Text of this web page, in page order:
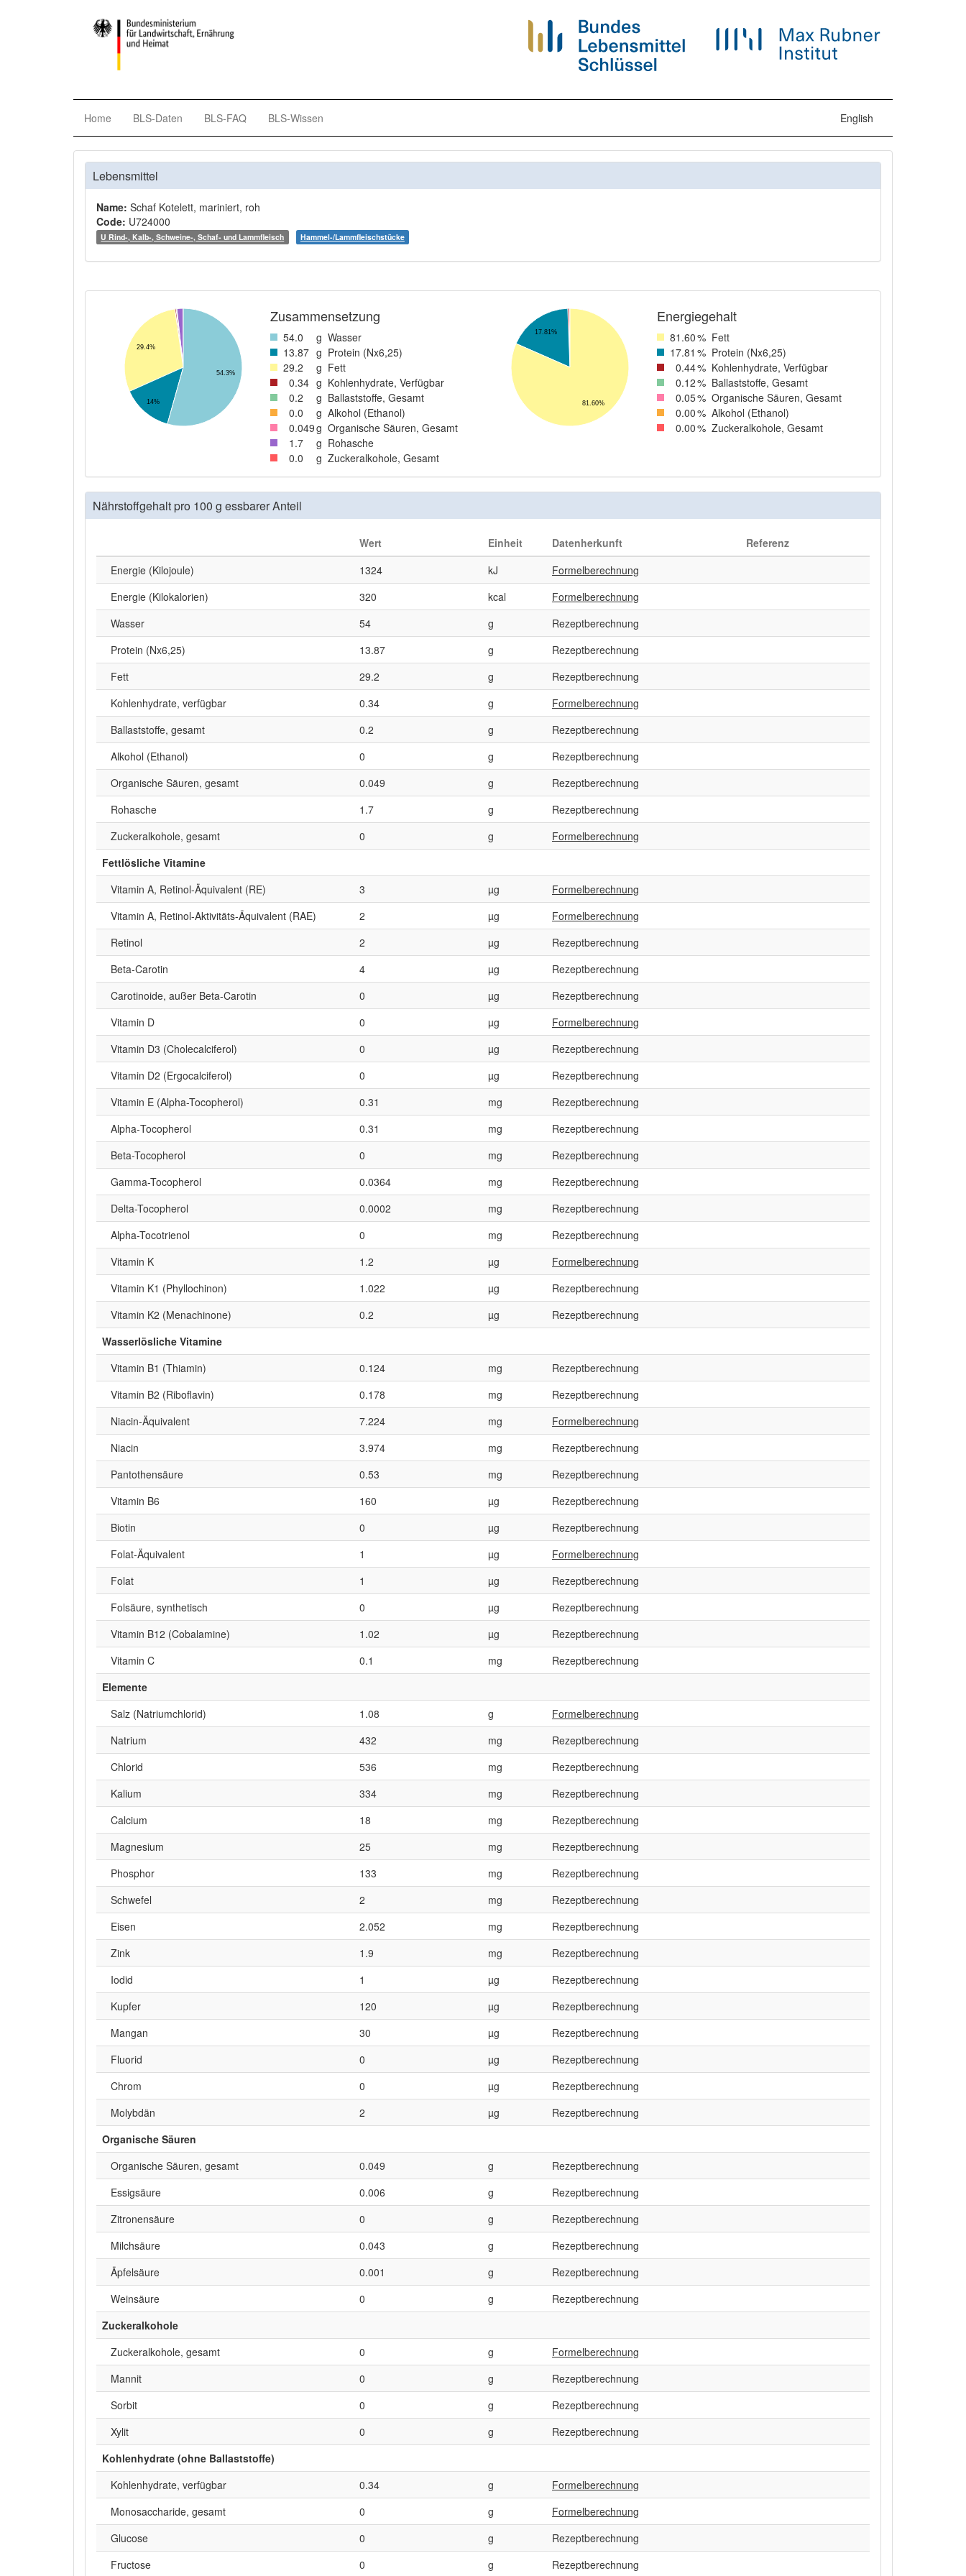
Home BLS-Daten BLS-FAQ BLS-Wissen English
Lebensmittel
Name: Schaf Kotelett, mariniert, roh
Code: U724000
U Rind-, Kalb-, Schweine-, Schaf- und Lammfleisch Hammel-/Lammfleischstücke
29.4%
14%
54.3%
Zusammensetzung
54.0 g Wasser
13.87 g Protein (Nx6,25)
29.2 g Fett
0.34 g Kohlenhydrate, Verfügbar
0.2 g Ballaststoffe, Gesamt
0.0 g Alkohol (Ethanol)
0.049g Organische Säuren, Gesamt
1 .7 g Rohasche
0.0 g Zuckeralkohole, Gesamt
17.81%
81.60%
Energiegehalt
81 .60% Fett
17.81 % Protein (Nx6,25)
0.44% Kohlenhydrate, Verfügbar
0.12% Ballaststoffe, Gesamt
0.05% Organische Säuren, Gesamt
0.00% Alkohol (Ethanol)
0.00% Zuckeralkohole, Gesamt
Nährstoffgehalt pro 100 g essbarer Anteil
Wert Einheit Datenherkunft
Referenz
Energie (Kilojoule)
1324 kJ
Formelberechnung
Energie (Kilokalorien)
320 kcal
Formelberechnung
Wasser
54 g
Rezeptberechnung
Protein (Nx6,25)
13.87 g
Rezeptberechnung
Fett
29.2 g
Rezeptberechnung
Kohlenhydrate, verfügbar
0.34 g
Formelberechnung
Ballaststoffe, gesamt
0.2 g
Rezeptberechnung
Alkohol (Ethanol)
0 g
Rezeptberechnung
Organische Säuren, gesamt
0.049 g
Rezeptberechnung
Rohasche
1.7 g
Rezeptberechnung
Zuckeralkohole, gesamt
0 g
Formelberechnung
Fettlösliche Vitamine
Vitamin A, Retinol-Äquivalent (RE)
3 µg
Formelberechnung
Vitamin A, Retinol-Aktivitäts-Äquivalent (RAE)
2 µg
Formelberechnung
Retinol
2 µg
Rezeptberechnung
Beta‑Carotin
4 µg
Rezeptberechnung
Carotinoide, außer Beta-Carotin
0 µg
Rezeptberechnung
Vitamin D
0 µg
Formelberechnung
Vitamin D3 (Cholecalciferol)
0 µg
Rezeptberechnung
Vitamin D2 (Ergocalciferol)
0 µg
Rezeptberechnung
Vitamin E (Alpha-Tocopherol)
0.31 mg
Rezeptberechnung
Alpha‑Tocopherol
0.31 mg
Rezeptberechnung
Beta-Tocopherol
0 mg
Rezeptberechnung
Gamma-Tocopherol
0.0364 mg
Rezeptberechnung
Delta-Tocopherol
0.0002 mg
Rezeptberechnung
Alpha-Tocotrienol
0 mg
Rezeptberechnung
Vitamin K
1.2 µg
Formelberechnung
Vitamin K1 (Phyllochinon)
1.022 µg
Rezeptberechnung
Vitamin K2 (Menachinone)
0.2 µg
Rezeptberechnung
Wasserlösliche Vitamine
Vitamin B1 (Thiamin)
0.124 mg
Rezeptberechnung
Vitamin B2 (Riboflavin)
0.178 mg
Rezeptberechnung
Niacin-Äquivalent
7.224 mg
Formelberechnung
Niacin
3.974 mg
Rezeptberechnung
Pantothensäure
0.53 mg
Rezeptberechnung
Vitamin B6
160 µg
Rezeptberechnung
Biotin
0 µg
Rezeptberechnung
Folat-Äquivalent
1 µg
Formelberechnung
Folat
1 µg
Rezeptberechnung
Folsäure, synthetisch
0 µg
Rezeptberechnung
Vitamin B12 (Cobalamine)
1.02 µg
Rezeptberechnung
Vitamin C
0.1 mg
Rezeptberechnung
Elemente
Salz (Natriumchlorid)
1.08 g
Formelberechnung
Natrium
432 mg
Rezeptberechnung
Chlorid
536 mg
Rezeptberechnung
Kalium
334 mg
Rezeptberechnung
Calcium
18 mg
Rezeptberechnung
Magnesium
25 mg
Rezeptberechnung
Phosphor
133 mg
Rezeptberechnung
Schwefel
2 mg
Rezeptberechnung
Eisen
2.052 mg
Rezeptberechnung
Zink
1.9 mg
Rezeptberechnung
Iodid
1 µg
Rezeptberechnung
Kupfer
120 µg
Rezeptberechnung
Mangan
30 µg
Rezeptberechnung
Fluorid
0 µg
Rezeptberechnung
Chrom
0 µg
Rezeptberechnung
Molybdän
2 µg
Rezeptberechnung
Organische Säuren
Organische Säuren, gesamt
0.049 g
Rezeptberechnung
Essigsäure
0.006 g
Rezeptberechnung
Zitronensäure
0 g
Rezeptberechnung
Milchsäure
0.043 g
Rezeptberechnung
Äpfelsäure
0.001 g
Rezeptberechnung
Weinsäure
0 g
Rezeptberechnung
Zuckeralkohole
Zuckeralkohole, gesamt
0 g
Formelberechnung
Mannit
0 g
Rezeptberechnung
Sorbit
0 g
Rezeptberechnung
Xylit
0 g
Rezeptberechnung
Kohlenhydrate (ohne Ballaststoffe)
Kohlenhydrate, verfügbar
0.34 g
Formelberechnung
Monosaccharide, gesamt
0 g
Formelberechnung
Glucose
0 g
Rezeptberechnung
Fructose
0 g Rezeptberechnung